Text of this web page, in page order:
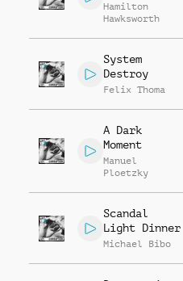
Hamilton
Hawksworth
System
Destroy
Felix Thoma
A Dark
Moment
Manuel
Ploetzky
Scandal
Light Dinner
Michael Bibo